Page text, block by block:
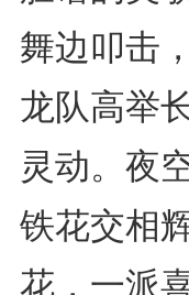
舞边叩击
龙队高举
灵动。夜
铁花交相
花，一派